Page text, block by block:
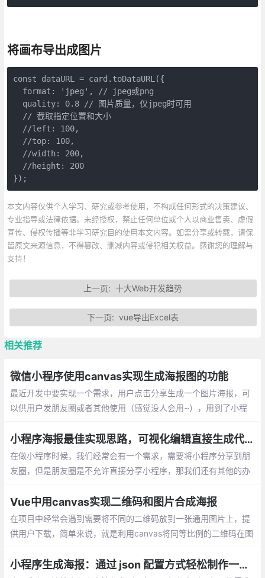
将画布导出成图片
const dataURL = card.toDataURL({
  format: 'jpeg', // jpeg或png
  quality: 0.8 // 图片质量，仅jpeg时可用
  // 截取指定位置和大小
  //left: 100,
  //top: 100,
  //width: 200,
  //height: 200
});
本文内容仅供个人学习、研究或参考使用，不构成任何形式的决策建议、
专业指导或法律依据。未经授权，禁止任何单位或个人以商业售卖、虚假
宣传、侵权传播等非学习研究目的使用本文内容。如需分享或转载，请保
留原文来源信息，不得篡改、删减内容或侵犯相关权益。感谢您的理解与
支持！
上一页:十大Web开发趋势
下一页:vue导出Excel表
相关推荐
微信小程序使用canvas实现生成海报图的功能
最近开发中要实现一个需求，用户点击分享生成一个图片海报，可
以供用户发朋友圈或者其他使用（感觉没人会用~），用到了小程
小程序海报最佳实现思路，可视化编辑直接生成代码使用
在做小程序时候，我们经常会有一个需求，需要将小程序分享到朋
友圈，但是朋友圈是不允许直接分享小程序，那我们还有其他的办
朋友圈
Vue中用canvas实现二维码和图片合成海报
在项目中经常会遇到需要将不同的二维码放到一张通用图片上，提
供用户下载，简单来说，就是利用canvas将同等比例的二维码在图
小程序生成海报：通过 json 配置方式轻松制作一张海报图